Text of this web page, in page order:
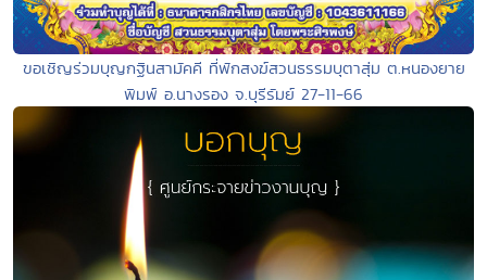
ขอเชิญร่วมบุญกฐินสามัคคี ที่พักสงฆ์สวนธรรมบุตาสุ่ม ต.หนองยาย
พิมพ์ อ.นางรอง จ.บุรีรัมย์ 27-11-66